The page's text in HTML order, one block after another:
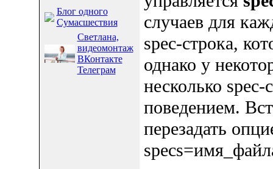
Блог одного
Сумасшествия
Светлана,
видеомонтаж
ВКонтакте
Телеграм
случаев для
spec-строка,
однако у
несколько
поведением.
перезадать